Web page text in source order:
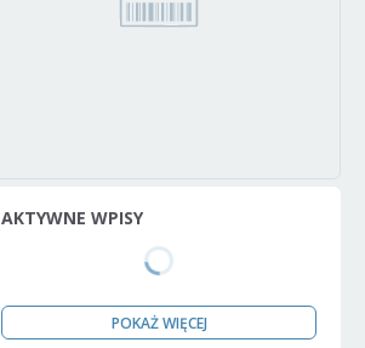
AKTYWNE WPISY
POKAŻ WIĘCEJ